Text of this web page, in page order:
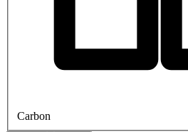
Carbon